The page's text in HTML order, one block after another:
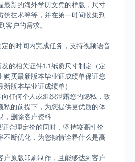
最新的海外学历文凭的样版，尺寸
伪技术等等，并在第一时间收集到
客户的需求。
的时间内完成任务，支持视频语音
的相关证件1:1纸质尺寸制定（定
购买最新版本毕业证成绩单保证您
版本毕业证成绩单）
任何个人或组织泄露您的隐私，致
私的前提下，为您提供更优质的体
，删除客户资料
合理定价的同时，坚持较高性价
不断优化，为您倾情诠释什么是高
户原版印刷制作，且能够达到客户